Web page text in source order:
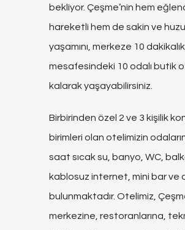
bekliyor. Çeşme’nin hem
hareketli hem de sakin ve
yaşamını, merkeze 10
mesafesindeki 10 odalı butik
kalarak yaşayabilirsiniz.
Birbirinden özel 2 ve 3 kişilik
birimleri olan otelimizin
saat sıcak su, banyo, WC,
kablosuz internet, mini bar ve
bulunmaktadır. Otelimiz,
merkezine, restoranlarına,